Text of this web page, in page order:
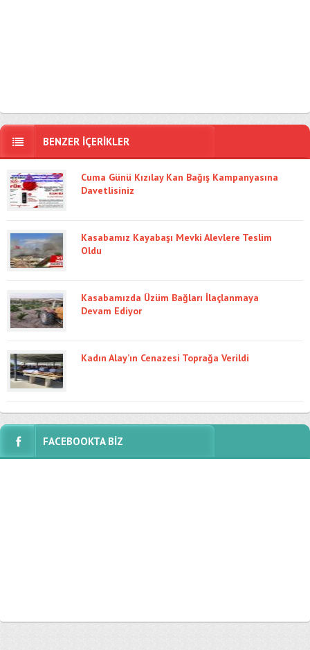
BENZER İÇERİKLER
Cuma Günü Kızılay Kan Bağış Kampanyasına
Davetlisiniz
Kasabamız Kayabaşı Mevki Alevlere Teslim
Oldu
Kasabamızda Üzüm Bağları İlaçlanmaya
Devam Ediyor
Kadın Alay’ın Cenazesi Toprağa Verildi
FACEBOOKTA BİZ